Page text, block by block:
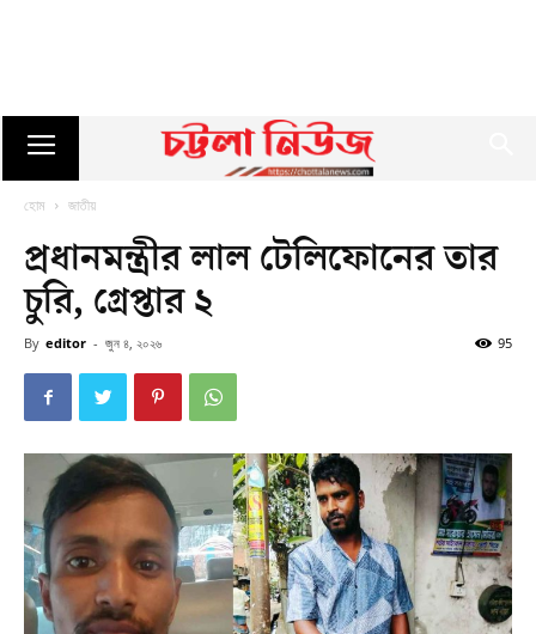
হোম জাতীয়
প্রধানমন্ত্রীর লাল টেলিফোনের তার
চুরি, গ্রেপ্তার ২
By editor - জুন ৪, ২০২৬ 95